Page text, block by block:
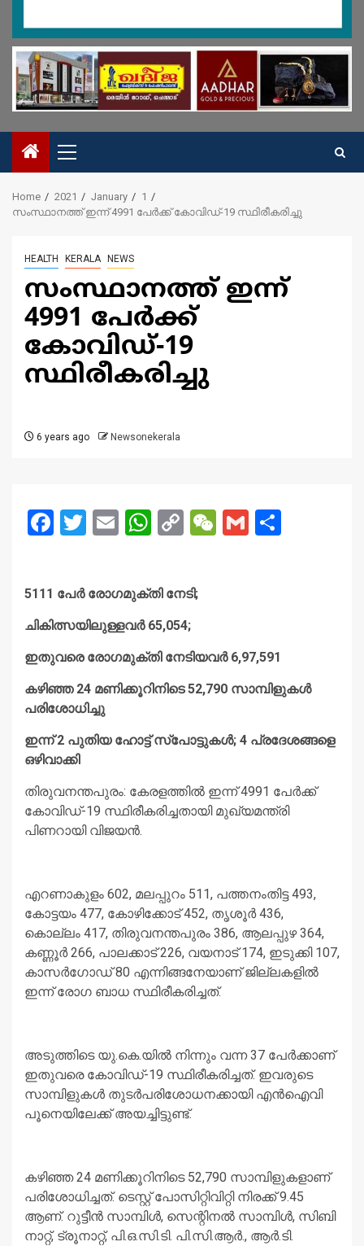
Primary
Menu
Home 2021 January
1
സംസ്ഥാനത്ത് ഇന്ന് 4991 പേര്‍ക്ക് കോവിഡ്-19 സ്ഥിരീകരിച്ചു
HEALTH KERALA NEWS
സംസ്ഥാനത്ത് ഇന്ന്
4991 പേര്‍ക്ക്
കോവിഡ്-19
സ്ഥിരീകരിച്ചു
6 years ago Newsonekerala
Facebook
Twitter
EmailWhatsApp
CopyWeChat
Gmail
5111 പേര്‍ രോഗമുക്തി നേടി;
ചികിത്സയിലുള്ളവര്‍ 65,054;
ഇതുവരെ രോഗമുക്തി നേടിയവര്‍ 6,97,591
കഴിഞ്ഞ 24 മണിക്കൂറിനിടെ 52,790 സാമ്പിളുകള്‍
പരിശോധിച്ചു
ഇന്ന് 2 പുതിയ ഹോട്ട് സ്‌പോട്ടുകള്‍; 4 പ്രദേശങ്ങളെ
ഒഴിവാക്കി
തിരുവനന്തപുരം: കേരളത്തില്‍ ഇന്ന് 4991 പേര്‍ക്ക്
കോവിഡ്-19 സ്ഥിരീകരിച്ചതായി മുഖ്യമന്ത്രി
പിണറായി വിജയന്‍.
എറണാകുളം 602, മലപ്പുറം 511, പത്തനംതിട്ട 493,
കോട്ടയം 477, കോഴിക്കോട് 452, തൃശൂര്‍ 436,
കൊല്ലം 417, തിരുവനന്തപുരം 386, ആലപ്പുഴ 364,
കണ്ണൂര്‍ 266, പാലക്കാട് 226, വയനാട് 174, ഇടുക്കി 107,
കാസര്‍ഗോഡ് 80 എന്നിങ്ങനേയാണ് ജില്ലകളില്‍
ഇന്ന് രോഗ ബാധ സ്ഥിരീകരിച്ചത്.
അടുത്തിടെ യു.കെ.യില്‍ നിന്നും വന്ന 37 പേര്‍ക്കാണ്
ഇതുവരെ കോവിഡ്-19 സ്ഥിരീകരിച്ചത്. ഇവരുടെ
സാമ്പിളുകള്‍ തുടര്‍പരിശോധനക്കായി എന്‍ഐവി
പൂനെയിലേക്ക് അയച്ചിട്ടുണ്ട്.
കഴിഞ്ഞ 24 മണിക്കൂറിനിടെ 52,790 സാമ്പിളുകളാണ്
പരിശോധിച്ചത്. ടെസ്റ്റ് പോസിറ്റിവിറ്റി നിരക്ക് 9.45
ആണ്. റുട്ടീന്‍ സാമ്പിള്‍, സെന്റിനല്‍ സാമ്പിള്‍, സിബി
നാറ്റ്, ട്രൂനാറ്റ്, പി.ഒ.സി.ടി. പി.സി.ആര്‍., ആര്‍.ടി.